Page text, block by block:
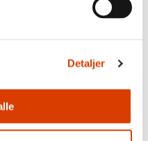
Detaljer